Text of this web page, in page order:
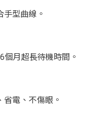
手型曲線。
個月超長待機時間。
省電、不傷眼。